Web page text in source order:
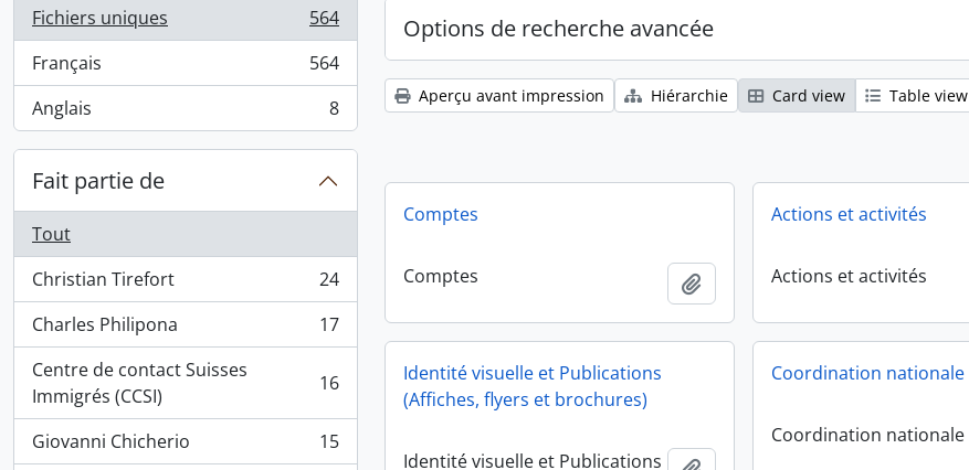
Fichiers uniques
, 564 résultats
564
Français
, 564 résultats
564
Anglais
, 8 résultats 8
Fait partie de
Tout
Christian Tirefort
, 24 résultats
24
Charles Philipona
, 17 résultats
17
Centre de contact Suisses
Immigrés (CCSI)
, 16 résultats 16
Giovanni Chicherio
, 15 résultats
15
Options de recherche avancée
Aperçu avant impression Hiérarchie Card view Table view
Comptes
Comptes Ajouter au presse-papier
Actions et activités
Actions et activités
Identité visuelle et Publications
(Affiches, flyers et brochures)
Identité visuelle et Publications
Coordination nationale
Coordination nationale